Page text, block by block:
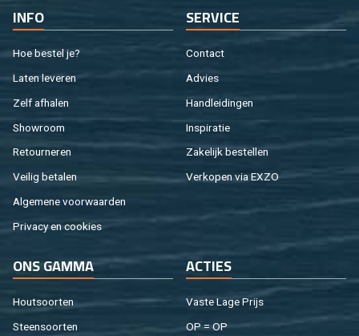
INFO
Hoe be­stel je?
Laten le­ve­ren
Zelf af­ha­len
Show­room
Re­tour­ne­ren
Vei­lig be­ta­len
Al­ge­me­ne voor­waar­den
Pri­va­cy en coo­kies
SER­VI­CE
Con­tact
Ad­vies
Hand­lei­din­gen
In­spi­ra­tie
Za­ke­lijk be­stel­len
Ver­ko­pen via EXZO
ONS GAMMA
Hout­soor­ten
Steen­soor­ten
AC­TIES
Vaste Lage Prijs
OP = OP